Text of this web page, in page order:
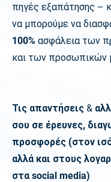
πηγές εξαπάτησης –
να μπορούμε να
100% ασφάλεια των
και των προσωπικών
Τις απαντήσεις &
σου σε έρευνες,
προσφορές (στον
αλλά και στους
στα social media)